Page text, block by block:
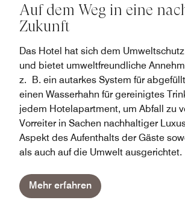
Auf dem Weg in eine
Zukunft
Das Hotel hat sich dem
und bietet umweltfreundliche
z. B. ein autarkes System für
einen Wasserhahn für gereinigtes
jedem Hotelapartment, um Abfall zu
Vorreiter in Sachen nachhaltiger
Aspekt des Aufenthalts der Gäste
als auch auf die Umwelt ausgerichtet.
Mehr erfahren